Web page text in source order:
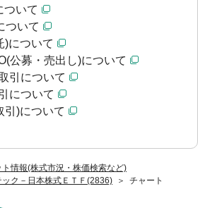
ト情報(株式市況・株価検索など)
ク－日本株式ＥＴＦ(2836)
チャート
ついて
ついて
)について
公募・売出し)について
引について
について
引)について